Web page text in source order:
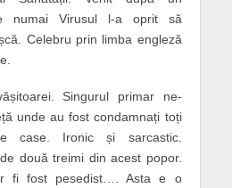
numai Virusul l-a oprit să
Celebru prin limba engleză
Singurul primar ne-
unde au fost condamnați toți
case. Ironic și sarcastic.
două treimi din acest popor.
fi fost pesedist…. Asta e o